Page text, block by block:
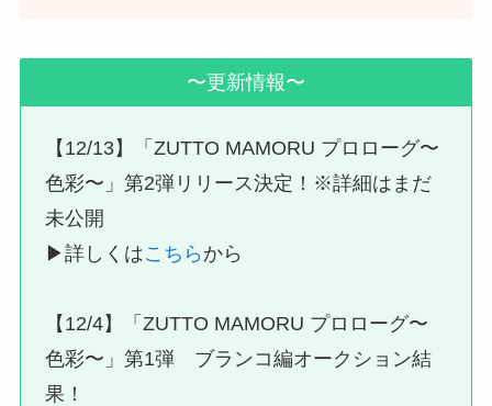
〜更新情報〜
【12/13】「ZUTTO MAMORU プロローグ〜
色彩〜」第2弾リリース決定！※詳細はまだ
未公開
▶︎詳しくはこちら から
【12/4】「ZUTTO MAMORU プロローグ〜
色彩〜」第1弾 ブランコ編オークション結
果！